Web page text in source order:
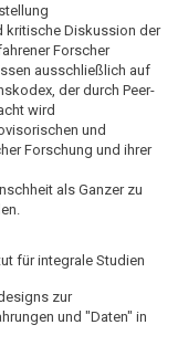
kritische Diskussion der
Forscher
ausschließlich auf
der durch Peer-
wird
und
Forschung und ihrer
als Ganzer zu
für integrale Studien
zur
und "Daten" in